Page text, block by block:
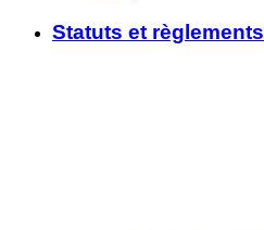
Statuts et règlements